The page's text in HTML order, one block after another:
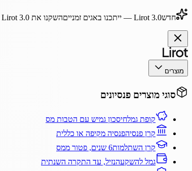
חדשLirot 3.0 — ייתכנו באגים זמנייםהשקנו את Lirot 3.0
מוצרים
סוגי מוצרים פנסיונים
קופת גמלחיסכון גמיש עם הטבות מס
קרן פנסיהפנסיה מקיפה או כללית
קרן השתלמות6 שנים, פטור ממס
גמל להשקעהנזיל, עד התקרה השנתית